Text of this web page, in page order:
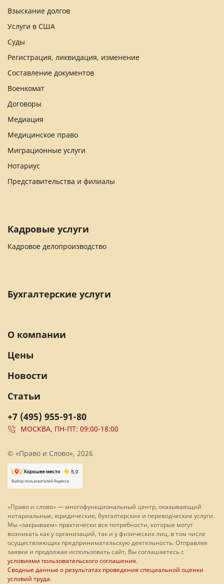
Взыскание долгов
Услуги в США
Суды
Регистрация, ликвидация, изменение
Составление документов
Военкомат
Договоры
Медиация
Медицинское право
Миграционные услуги
Нотариус
Представительства и филиалы
Кадровые услуги
Кадровое делопроизводство
Бухгалтерские услуги
+7 (495) 955-91-80
МОСКВА, ПН-ПТ: 09:00-18:00
О компании
Цены
Новости
Статьи
© «Право и Слово», 2026
«Право и слово» — многофункциональный центр, оказывающий
нотариальные, юридические, бухгалтерские и переводческие услуги.
Мы «закрываем» практически все потребности, которые могут
возникать как у организаций, так и у физических лиц, в том числе
осуществляющих предпринимательскую деятельность. Отправляя
заявки и продолжая использовать сайт, Вы соглашаетесь с
условиями пользовательского соглашения.
Сводные данные о результатах проведения специальной оценки
условий труда.